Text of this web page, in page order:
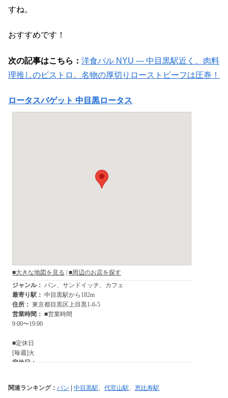
すね。
おすすめです！
次の記事はこちら： 洋食バル NYU ― 中目黒駅近く、肉料
理推しのビストロ。名物の厚切りローストビーフは圧巻！
ロータスバゲット 中目黒ロータス
関連ランキング： パン 中目黒駅、 代官山駅、 恵比寿駅